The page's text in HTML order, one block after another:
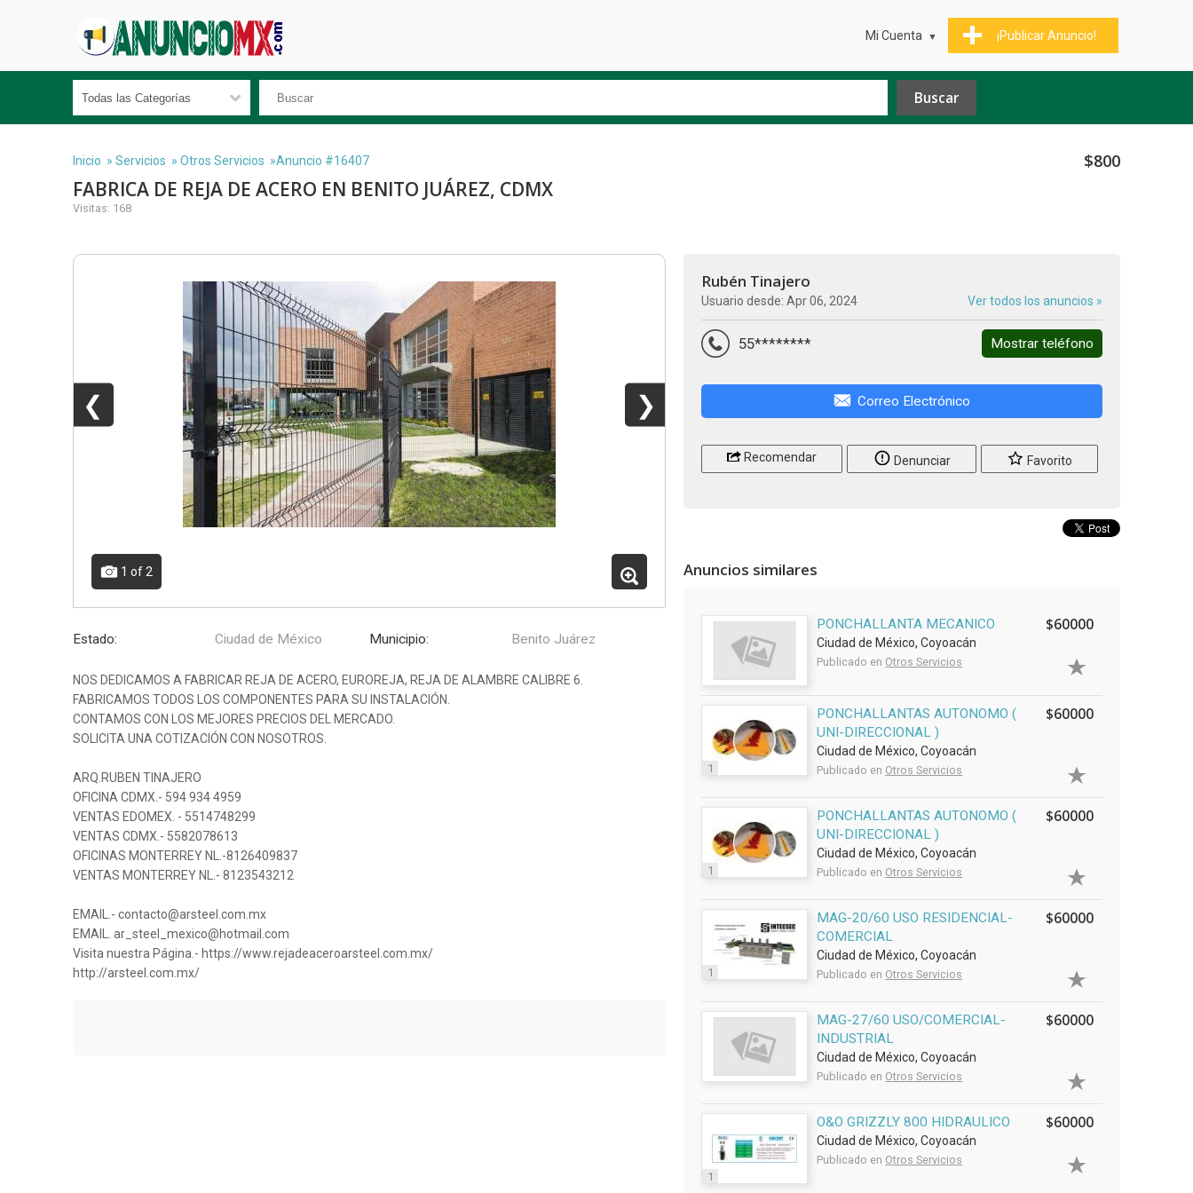
¡Publicar Anuncio!
Mi Cuenta
Inicio » Servicios » Otros Servicios »Anuncio #16407 $800
FABRICA DE REJA DE ACERO EN BENITO JUÁREZ, CDMX
Visitas: 168
❮ ❯
1 of 2
Estado: Ciudad de México Municipio: Benito Juárez
NOS DEDICAMOS A FABRICAR REJA DE ACERO, EUROREJA, REJA DE ALAMBRE CALIBRE 6.
FABRICAMOS TODOS LOS COMPONENTES PARA SU INSTALACIÓN.
CONTAMOS CON LOS MEJORES PRECIOS DEL MERCADO.
SOLICITA UNA COTIZACIÓN CON NOSOTROS.
ARQ.RUBEN TINAJERO
OFICINA CDMX.- 594 934 4959
VENTAS EDOMEX. - 5514748299
VENTAS CDMX.- 5582078613
OFICINAS MONTERREY NL.-8126409837
VENTAS MONTERREY NL.- 8123543212
EMAIL.- contacto@arsteel.com.mx
EMAIL. ar_steel_mexico@hotmail.com
Visita nuestra Página.- https://www.rejadeaceroarsteel.com.mx/
http://arsteel.com.mx/
Rubén Tinajero
Usuario desde: Apr 06, 2024 Ver todos los anuncios »
55******** Mostrar teléfono
Correo Electrónico
Recomendar Denunciar Favorito
Anuncios similares
PONCHALLANTA MECANICO
Ciudad de México, Coyoacán
Publicado en Otros Servicios
$60000
1
PONCHALLANTAS AUTONOMO (
UNI-DIRECCIONAL )
Ciudad de México, Coyoacán
Publicado en Otros Servicios
$60000
1
PONCHALLANTAS AUTONOMO (
UNI-DIRECCIONAL )
Ciudad de México, Coyoacán
Publicado en Otros Servicios
$60000
1
MAG-20/60 USO RESIDENCIAL-
COMERCIAL
Ciudad de México, Coyoacán
Publicado en Otros Servicios
$60000
MAG-27/60 USO/COMERCIAL-
INDUSTRIAL
Ciudad de México, Coyoacán
Publicado en Otros Servicios
$60000
1
O&O GRIZZLY 800 HIDRAULICO
Ciudad de México, Coyoacán
Publicado en Otros Servicios
$60000